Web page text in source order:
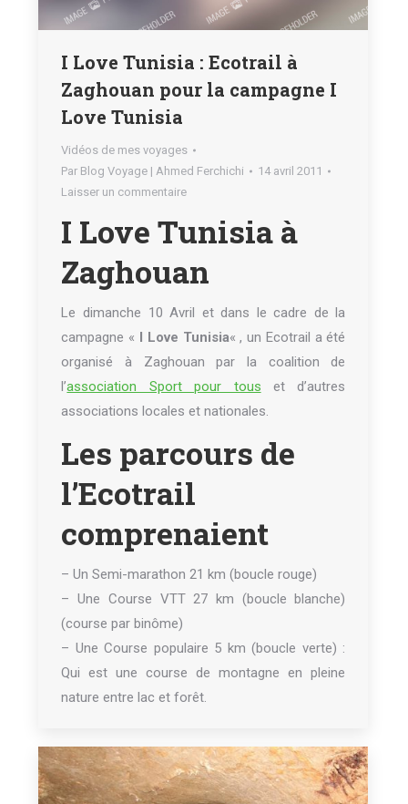
I Love Tunisia : Ecotrail à
Zaghouan pour la campagne I
Love Tunisia
Vidéos de mes voyages
Par Blog Voyage | Ahmed Ferchichi
14 avril 2011
Laisser un commentaire
I Love Tunisia à
Zaghouan
Le dimanche 10 Avril et dans le cadre de la
campagne «
I Love Tunisia« , un Ecotrail a été
organisé à Zaghouan par la coalition de
l’association Sport pour tous et d’autres
associations locales et nationales.
Les parcours de
l’Ecotrail
comprenaient
– Un Semi-marathon 21 km (boucle rouge)
– Une Course VTT 27 km (boucle blanche)
(course par binôme)
– Une Course populaire 5 km (boucle verte) :
Qui est une course de montagne en pleine
nature entre lac et forêt.